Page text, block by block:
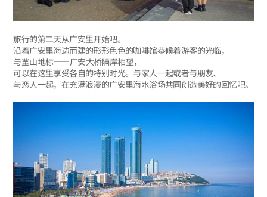
旅行的第二天从广安里开始吧。
沿着广安里海边而建的形形色色的咖啡馆恭候着游客的光临，
与釜山地标——广安大桥隔岸相望，
可以在这里享受各自的特别时光。与家人一起或者与朋友、
与恋人一起，在充满浪漫的广安里海水浴场共同创造美好的回忆吧。